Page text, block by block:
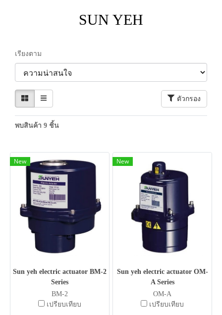
SUN YEH
เรียงตาม
ตัวกรอง
พบสินค้า 9 ชิ้น
New
Sun yeh electric actuator BM-2
Series
BM-2
เปรียบเทียบ
New
Sun yeh electric actuator OM-
A Series
OM-A
เปรียบเทียบ